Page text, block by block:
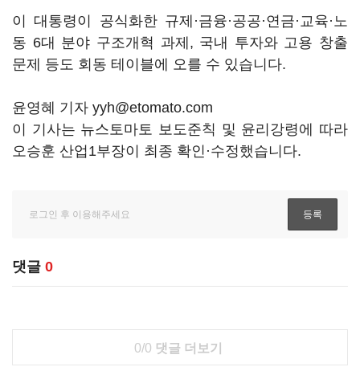
이 대통령이 공식화한 규제·금융·공공·연금·교육·노
동 6대 분야 구조개혁 과제, 국내 투자와 고용 창출
문제 등도 회동 테이블에 오를 수 있습니다.
윤영혜 기자 yyh@etomato.com
이 기사는 뉴스토마토 보도준칙 및 윤리강령에 따라
오승훈 산업1부장이 최종 확인·수정했습니다.
댓글 0
0/0 댓글 더보기